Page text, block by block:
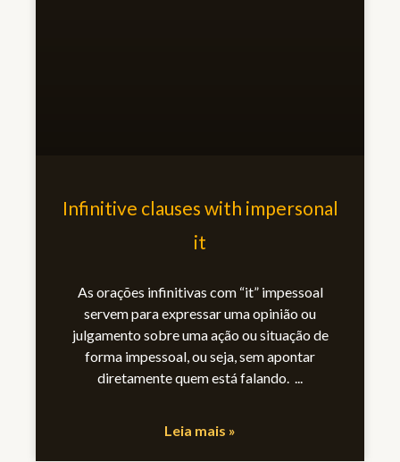
Infinitive clauses with impersonal
it
As orações infinitivas com “it” impessoal
servem para expressar uma opinião ou
julgamento sobre uma ação ou situação de
forma impessoal, ou seja, sem apontar
diretamente quem está falando.
Leia mais »